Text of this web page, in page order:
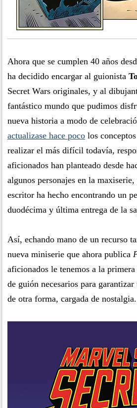
Ahora que se cumplen 40 años
ha decidido encargar al guionista
Secret Wars originales, y al
fantástico mundo que pudimos
nueva historia a modo de
actualizase hace poco los
realizar el más difícil todavía,
aficionados han planteado desde
algunos personajes en la
escritor ha hecho encontrando un
duodécima y última entrega de la
Así, echando mano de un recurso
nueva miniserie que ahora publica
aficionados le tenemos a la
de guión necesarios para
de otra forma, cargada de nostalgia.